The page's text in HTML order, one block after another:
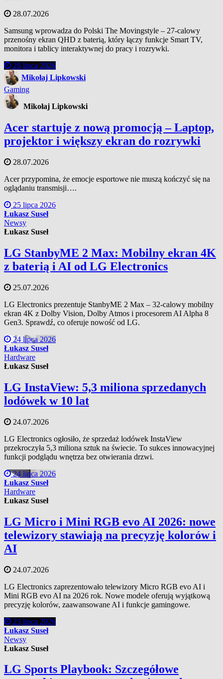
28.07.2026
Samsung wprowadza do Polski The Movingstyle – 27-calowy
przenośny ekran QHD z baterią, który łączy funkcje Smart TV,
monitora i tablicy interaktywnej do pracy i rozrywki.
28 lipca 2026
Mikołaj Lipkowski
Gaming
Mikołaj Lipkowski
Acer startuje z nową promocją – Laptop,
projektor i większy ekran do rozrywki
28.07.2026
Acer przypomina, że emocje esportowe nie muszą kończyć się na
oglądaniu transmisji….
25 lipca 2026
Łukasz Suseł
Newsy
Łukasz Suseł
LG StanbyME 2 Max: Mobilny ekran 4K
z baterią i AI od LG Electronics
25.07.2026
LG Electronics prezentuje StanbyME 2 Max – 32-calowy mobilny
ekran 4K z Dolby Vision, Dolby Atmos i procesorem AI Alpha 8
Gen3. Sprawdź, co oferuje nowość od LG.
24 lipca 2026
Łukasz Suseł
Hardware
Łukasz Suseł
LG InstaView: 5,3 miliona sprzedanych
lodówek w 10 lat
24.07.2026
LG Electronics ogłosiło, że sprzedaż lodówek InstaView
przekroczyła 5,3 miliona sztuk na świecie. To sukces innowacyjnej
funkcji podglądu wnętrza bez otwierania drzwi.
24 lipca 2026
Łukasz Suseł
Hardware
Łukasz Suseł
LG Micro i Mini RGB evo AI 2026: nowe
telewizory stawiają na precyzję kolorów i
AI
24.07.2026
LG Electronics zaprezentowało telewizory Micro RGB evo AI i
Mini RGB evo AI na 2026 rok. Nowe modele oferują wyjątkową
precyzję kolorów, zaawansowane AI i funkcje gamingowe.
23 lipca 2026
Łukasz Suseł
Newsy
Łukasz Suseł
LG Sports Playbook: Szczegółowe